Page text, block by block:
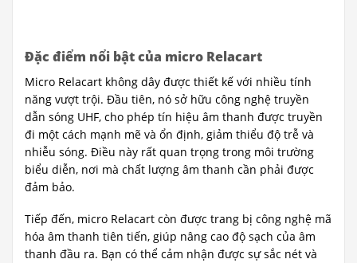
Đặc điểm nổi bật của micro Relacart
Micro Relacart không dây được thiết kế với nhiều tính
năng vượt trội. Đầu tiên, nó sở hữu công nghệ truyền
dẫn sóng UHF, cho phép tín hiệu âm thanh được truyền
đi một cách mạnh mẽ và ổn định, giảm thiểu độ trễ và
nhiễu sóng. Điều này rất quan trọng trong môi trường
biểu diễn, nơi mà chất lượng âm thanh cần phải được
đảm bảo.
Tiếp đến, micro Relacart còn được trang bị công nghệ mã
hóa âm thanh tiên tiến, giúp nâng cao độ sạch của âm
thanh đầu ra. Bạn có thể cảm nhận được sự sắc nét và